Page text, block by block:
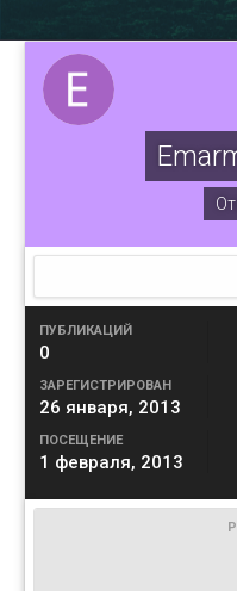
ПУБЛИКАЦИЙ
0
ЗАРЕГИСТРИРОВАН
26 января, 2013
ПОСЕЩЕНИЕ
1 февраля, 2013